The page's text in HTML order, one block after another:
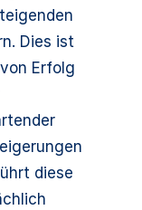
Dies ist
Erfolg
diese